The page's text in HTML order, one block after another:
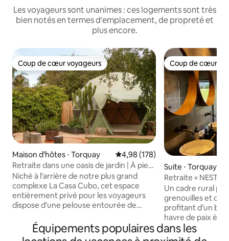
Les voyageurs sont unanimes : ces logements sont très
bien notés en termes d'emplacement, de propreté et
plus encore.
Coup de cœur voyageurs
Coup de cœur voyageurs
Maison d'hôtes ⋅ Torquay Évaluation moyenne sur la
4,98 (178)
Retraite dans une oasis de jardin | À pied
de la plage
Niché à l'arrière de notre plus grand
complexe La Casa Cubo, cet espace
entièrement privé pour les voyageurs
dispose d'une pelouse entourée de
dôme géodésique, d'une douche
extérieure chaude, d'une salle de bain
Coup de cœur
Coup de cœur
Suite ⋅ Torquay
Retraite « NEST »
paisible
Un cadre rural
grenouilles et
profitant d’un
havre de paix
un lit « queen
2,5 km de Whites Beach.
Équipements populaires dans les